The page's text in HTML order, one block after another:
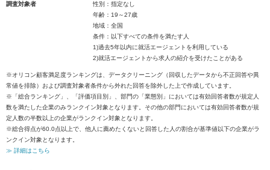
調査対象者
性別：指定なし
年齢：19～27歳
地域：全国
条件：以下すべての条件を満たす人
1)過去5年以内に就活エージェントを利用している
2)就活エージェントから求人の紹介を受けたことがある
※オリコン顧客満足度ランキングは、データクリーニング（回収したデータから不正回答や異
常値を排除）および調査対象者条件から外れた回答を除外した上で作成しています。
※「総合ランキング」、「評価項目別」、部門の「業態別」においては有効回答者数が規定人
数を満たした企業のみランクイン対象となります。その他の部門においては有効回答者数が規
定人数の半数以上の企業がランクイン対象となります。
※総合得点が60.0点以上で、他人に薦めたくないと回答した人の割合が基準値以下の企業がラ
ンクイン対象となります。
≫ 詳細はこちら